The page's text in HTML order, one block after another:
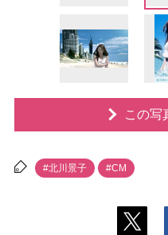
この写
#北川景子 #CM